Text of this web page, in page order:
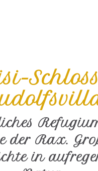
Schloss
der Rax.
in